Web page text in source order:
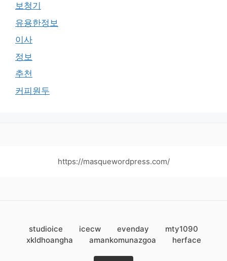
보청기
유용한정보
이사
정보
추천
커피원두
https://masquewordpress.com/
studioice icecw evenday
mty1090
xkldhoangha
amankomunazgoa herface